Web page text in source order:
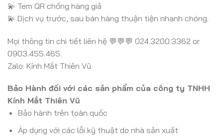
💫 Tem QR chống hàng giả
💫 Dịch vụ trước, sau bán hàng thuận tiện nhanh chóng.
Mọi thông tin chi tiết liên hệ 💬💬💬 024.3200.3362 or
0903.455.465.
Zalo: Kính Mắt Thiên Vũ
Bảo Hành đối với các sản phẩm của công ty TNHH
Kính Mắt Thiên Vũ
Bảo hành trên toàn quốc
Áp dụng với các lỗi kỹ thuật do nhà sản xuất